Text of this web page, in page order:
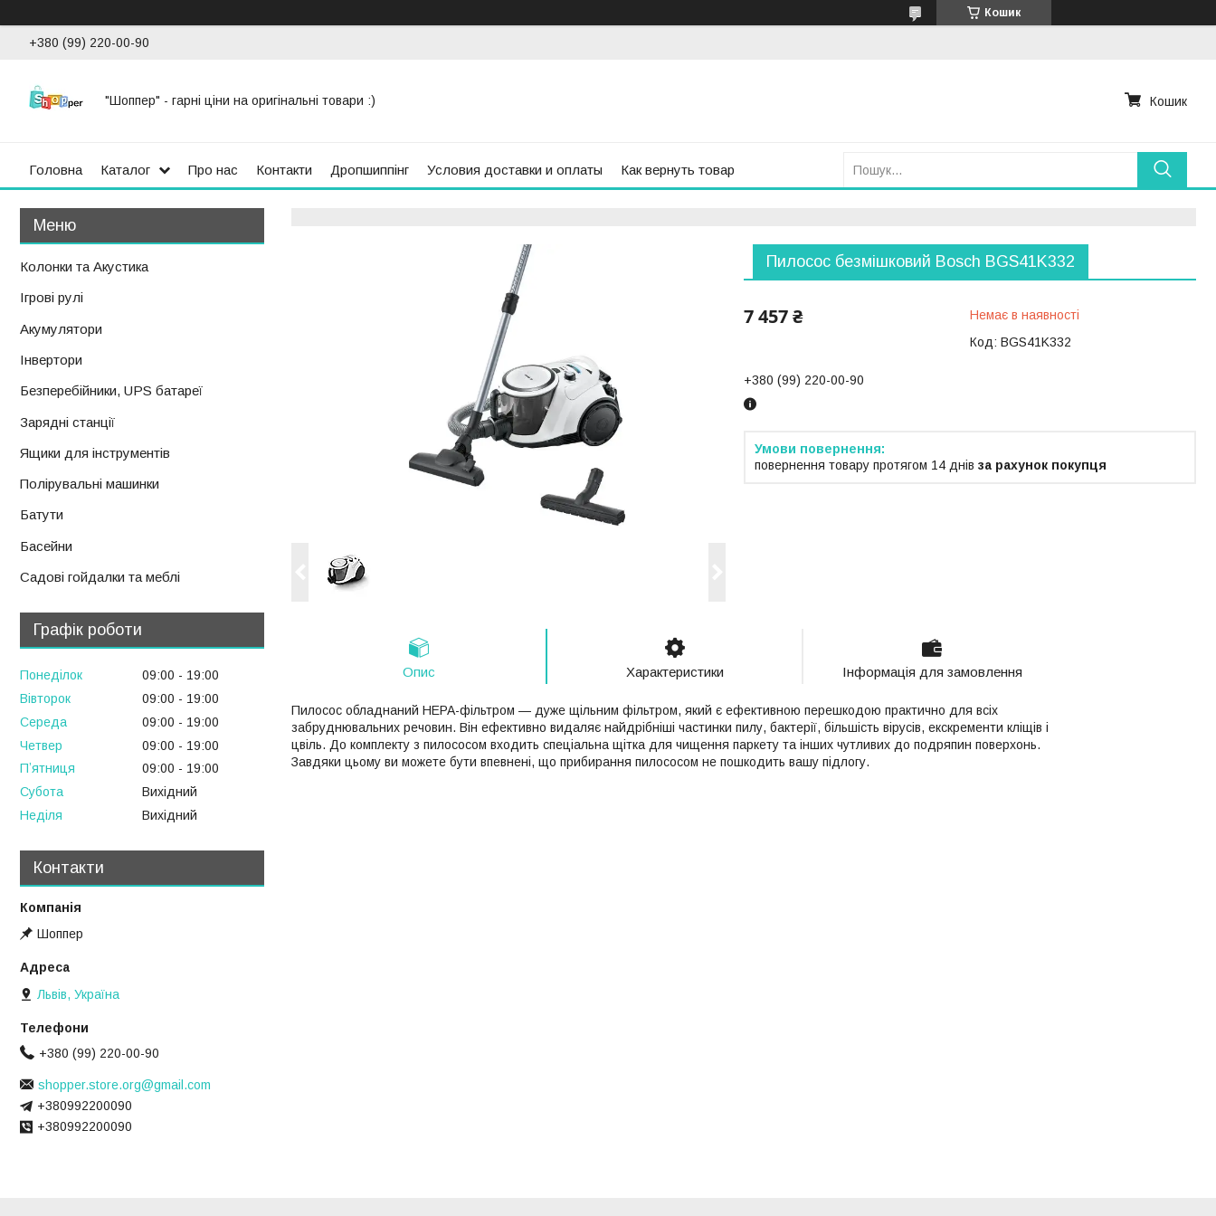
Кошик
+380 (99) 220-00-90
"Шоппер" - гарні ціни на оригінальні товари :) Кошик
Головна Каталог Про нас Контакти Дропшиппінг Условия доставки и оплаты Как вернуть товар
Пилосос безмішковий Bosch BGS41K332
7 457 ₴
Немає в наявності
Код: BGS41K332
+380 (99) 220-00-90
повернення товару протягом 14 днів за рахунок покупця
Опис Характеристики Інформація для замовлення
Пилосос обладнаний HEPA-фільтром — дуже щільним фільтром, який є ефективною перешкодою практично для всіх
забруднювальних речовин. Він ефективно видаляє найдрібніші частинки пилу, бактерії, більшість вірусів, екскременти кліщів і
цвіль. До комплекту з пилососом входить спеціальна щітка для чищення паркету та інших чутливих до подряпин поверхонь.
Завдяки цьому ви можете бути впевнені, що прибирання пилососом не пошкодить вашу підлогу.
Колонки та Акустика
Ігрові рулі
Акумулятори
Інвертори
Безперебійники, UPS батареї
Зарядні станції
Ящики для інструментів
Полірувальні машинки
Батути
Басейни
Садові гойдалки та меблі
Графік роботи
Понеділок 09:00
19:00
Вівторок
09:00
19:00
Середа
09:00
19:00
Четвер
09:00
19:00
Пʼятниця
09:00
19:00
Субота
Вихідний
Неділя
Вихідний
Контакти
Шоппер
Львів, Україна
+380 (99) 220-00-90
shopper.store.org@gmail.com
+380992200090
+380992200090